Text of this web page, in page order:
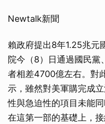
Newtalk新聞
賴政府提出8年1.25兆元
院今（8）日通過國民黨
者相差4700億左右。對
示，雖然對美軍購完成
性與急迫性的項目未能
在這第一部的基礎上，